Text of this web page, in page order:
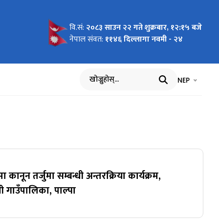
वि.सं: २०८३ साउन २२ गते शुक्रबार, १२:१५ बजे
नेपाल संवत: ११४६ दिल्लागा नवमी - २४
खोज्नुहोस् भाषा चयन
NEP
कानून तर्जुमा सम्बन्धी अन्तरक्रिया कार्यक्रम,
पाल्पा